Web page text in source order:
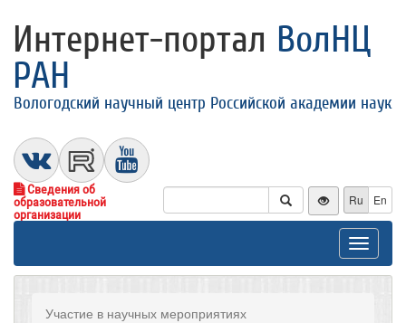
Интернет-портал ВолНЦ
РАН
Вологодский научный центр Российской академии наук
Сведения об
образовательной
организации
Ru En
Toggle
Участие в научных мероприятиях